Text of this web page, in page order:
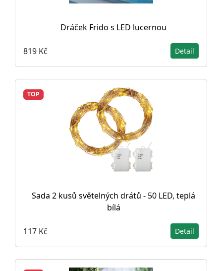
Dráček Frido s LED lucernou
819 Kč Detail
TOP
Sada 2 kusů světelných drátů - 50 LED, teplá
bílá
117 Kč Detail